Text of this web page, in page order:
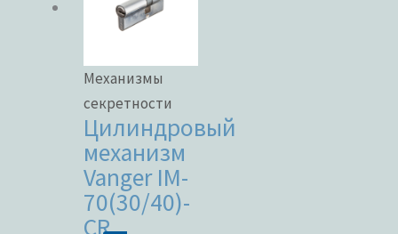
Механизмы
секретности
Цилиндровый
механизм
Vanger IM-
70(30/40)-
CR